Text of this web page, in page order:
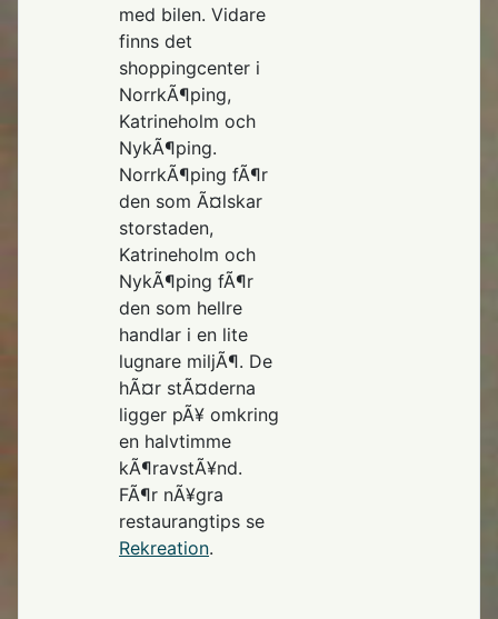
med bilen. Vidare
finns det
shoppingcenter i
NorrkÃ¶ping,
Katrineholm och
NykÃ¶ping.
NorrkÃ¶ping fÃ¶r
den som Ã¤lskar
storstaden,
Katrineholm och
NykÃ¶ping fÃ¶r
den som hellre
handlar i en lite
lugnare miljÃ¶. De
hÃ¤r stÃ¤derna
ligger pÃ¥ omkring
en halvtimme
kÃ¶ravstÃ¥nd.
FÃ¶r nÃ¥gra
restaurangtips se
Rekreation.